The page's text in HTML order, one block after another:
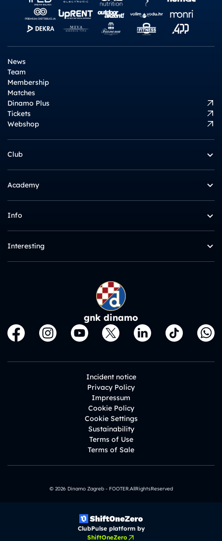
News
Team
Membership
Matches
Dinamo Plus
Tickets
Webshop
Club
Academy
Info
Interesting
gnk dinamo
Incident notice
Privacy Policy
Impressum
Cookie Policy
Cookie Settings
Sustainability
Terms of Use
Terms of Sale
© 2026 Dinamo Zagreb - FOOTER.AllRightsReserved
ClubPulse platform by
ShiftOneZero